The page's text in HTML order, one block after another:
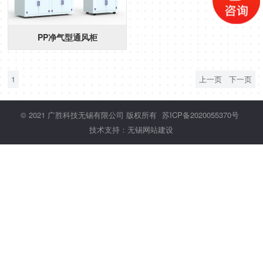
PP净气型通风柜
1 上一页 下一页
© 2021 广胜科技无锡有限公司 版权所有 苏ICP备2020055370号
技术支持：无锡网站建设